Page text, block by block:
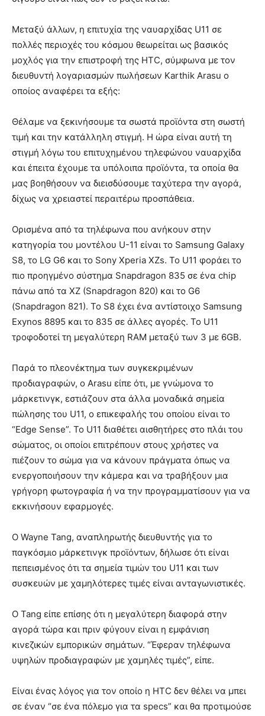
Μεταξύ άλλων, η επιτυχία της ναυαρχίδας U11 σε
πολλές περιοχές του κόσμου θεωρείται ως βασικός
μοχλός για την επιστροφή της HTC, σύμφωνα με τον
διευθυντή λογαριασμών πωλήσεων Karthik Arasu ο
οποίος αναφέρει τα εξής:
Θέλαμε να ξεκινήσουμε τα σωστά προϊόντα στη σωστή
τιμή και την κατάλληλη στιγμή. Η ώρα είναι αυτή τη
στιγμή λόγω του επιτυχημένου τηλεφώνου ναυαρχίδα
και έπειτα έχουμε τα υπόλοιπα προϊόντα, τα οποία θα
μας βοηθήσουν να διεισδύσουμε ταχύτερα την αγορά,
δίχως να χρειαστεί περαιτέρω προσπάθεια.
Ορισμένα από τα τηλέφωνα που ανήκουν στην
κατηγορία του μοντέλου U-11 είναι το Samsung Galaxy
S8, το LG G6 και το Sony Xperia XZs. Το U11 φοράει το
πιο προηγμένο σύστημα Snapdragon 835 σε ένα chip
πάνω από τα XZ (Snapdragon 820) και το G6
(Snapdragon 821). Το S8 έχει ένα αντίστοιχο Samsung
Exynos 8895 και το 835 σε άλλες αγορές. Το U11
τροφοδοτεί τη μεγαλύτερη RAM μεταξύ των 3 με 6GB.
Παρά το πλεονέκτημα των συγκεκριμένων
προδιαγραφών, ο Arasu είπε ότι, με γνώμονα το
μάρκετινγκ, εστιάζουν στα άλλα μοναδικά σημεία
πώλησης του U11, ο επικεφαλής του οποίου είναι το
“Edge Sense”. Το U11 διαθέτει αισθητήρες στο πλάι του
σώματος, οι οποίοι επιτρέπουν στους χρήστες να
πιέζουν το σώμα για να κάνουν πράγματα όπως να
ενεργοποιήσουν την κάμερα και να τραβήξουν μια
γρήγορη φωτογραφία ή να την προγραμματίσουν για να
εκκινήσουν εφαρμογές.
Ο Wayne Tang, αναπληρωτής διευθυντής για το
παγκόσμιο μάρκετινγκ προϊόντων, δήλωσε ότι είναι
πεπεισμένος ότι τα σημεία τιμών του U11 και των
συσκευών με χαμηλότερες τιμές είναι ανταγωνιστικές.
Ο Tang είπε επίσης ότι η μεγαλύτερη διαφορά στην
αγορά τώρα και πριν φύγουν είναι η εμφάνιση
κινεζικών εμπορικών σημάτων. “Έφεραν τηλέφωνα
υψηλών προδιαγραφών με χαμηλές τιμές”, είπε.
Είναι ένας λόγος για τον οποίο η HTC δεν θέλει να μπει
σε έναν “σε ένα πόλεμο για τα specs” και θα προτιμούσε